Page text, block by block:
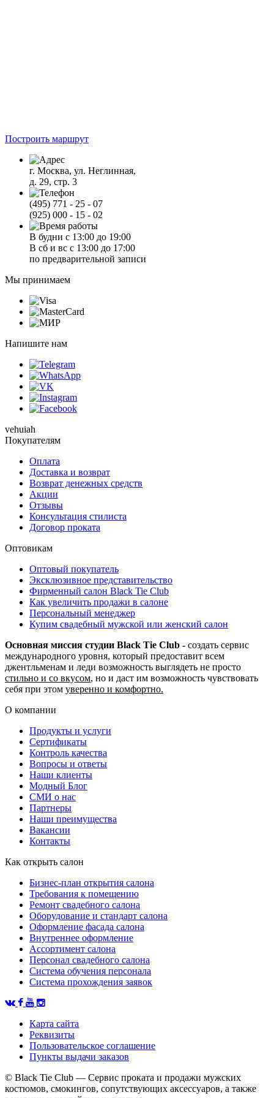
Построить маршрут
г. Москва, ул. Неглинная,
д. 29, стр. 3
(495) 771 - 25 - 07
(925) 000 - 15 - 02
В будни с 13:00 до 19:00
В сб и вс с 13:00 до 17:00
по предварительной записи
Мы принимаем
Напишите нам
vehuiah
Покупателям
Оплата
Доставка и возврат
Возврат денежных средств
Акции
Отзывы
Консультация стилиста
Договор проката
Оптовикам
Оптовый покупатель
Эксклюзивное представительство
Фирменный салон Black Tie Club
Как увеличить продажи в салоне
Персональный менеджер
Купим свадебный мужской или женский салон
Основная миссия студии Black Tie Club - создать сервис
международного уровня, который предоставит всем
джентльменам и леди возможность выглядеть не просто
стильно и со вкусом, но и даст им возможность чувствовать
себя при этом уверенно и комфортно.
О компании
Продукты и услуги
Сертификаты
Контроль качества
Вопросы и ответы
Наши клиенты
Модный Блог
СМИ о нас
Партнеры
Наши преимущества
Вакансии
Контакты
Как открыть салон
Бизнес-план открытия салона
Требования к помещению
Ремонт свадебного салона
Оборудование и стандарт салона
Оформление фасада салона
Внутреннее оформление
Ассортимент салона
Персонал свадебного салона
Система обучения персонала
Система прохождения заявок
Карта сайта
Реквизиты
Пользовательское соглашение
Пункты выдачи заказов
© Black Tie Club — Сервис проката и продажи мужских
костюмов, смокингов, сопутствующих аксессуаров, а также